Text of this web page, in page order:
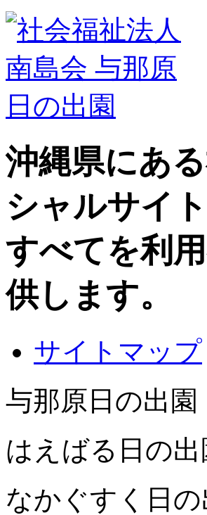
沖縄県にあ
シャルサイト
すべてを利
供します。
サイトマップ
与那原日の出園
はえばる日の出
なかぐすく日の